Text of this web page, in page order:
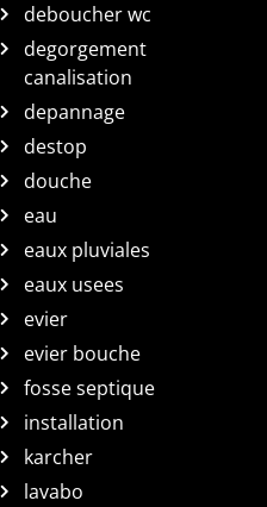
deboucher wc
degorgement
canalisation
depannage
destop
douche
eau
eaux pluviales
eaux usees
evier
evier bouche
fosse septique
installation
karcher
lavabo